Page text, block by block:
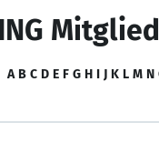
A B C D E F G H I J K L M N